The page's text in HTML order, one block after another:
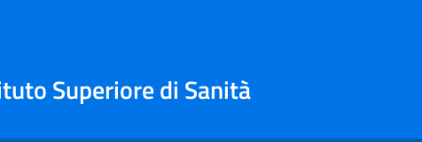
Superiore di Sanità